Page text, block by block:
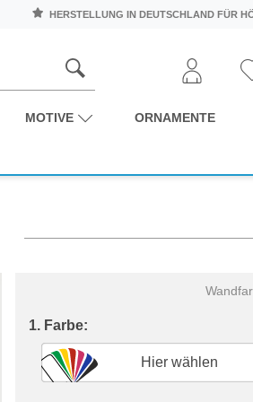
HERSTELLUNG IN DEUTSCHLAND FÜR
MOTIVE ORNAMENTE
1. Farbe:
Hier wählen